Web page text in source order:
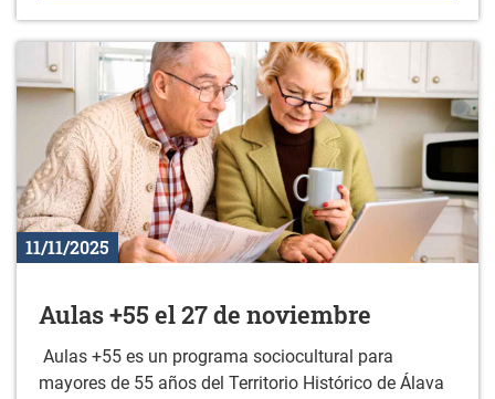
11/11/2025
Aulas +55 el 27 de noviembre
Aulas +55 es un programa sociocultural para
mayores de 55 años del Territorio Histórico de Álava